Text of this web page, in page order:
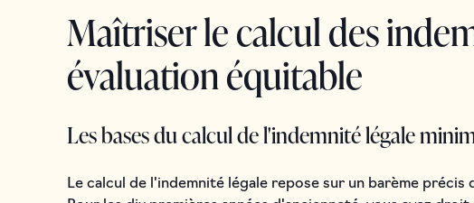
Maîtriser le calcul des
évaluation équitable
Les bases du calcul de l'indemnité légale
Le calcul de l'indemnité légale repose sur un barème